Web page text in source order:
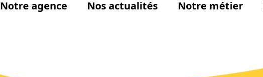
Notre agence Nos actualités Notre métier